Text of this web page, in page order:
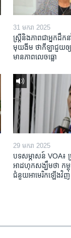
31 មករា 2025
ស្រ្តី​និង​ភាព​ជា​អ្នក​ដឹកន
មុយងីម ថា​កីឡា​ជួយឲ្យ​
មាន​ភាព​លេចធ្លោ
29 មករា 2025
បទសម្ភាសន៍ VOA៖
អាដហុក​សង្ឃឹម​ថា កម្
ជំនួយ​អាមេរិក​ឡើងវិញ